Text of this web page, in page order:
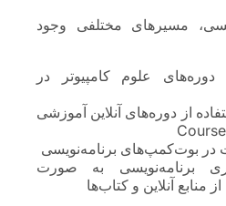
مسیرهای مختلفی وجود
دوره‌های علوم کامپیوتر در
از دوره‌های آنلاین آموزشی
بوت‌کمپ‌های برنامه‌نویسی
برنامه‌نویسی به صورت
منابع آنلاین و کتاب‌ها